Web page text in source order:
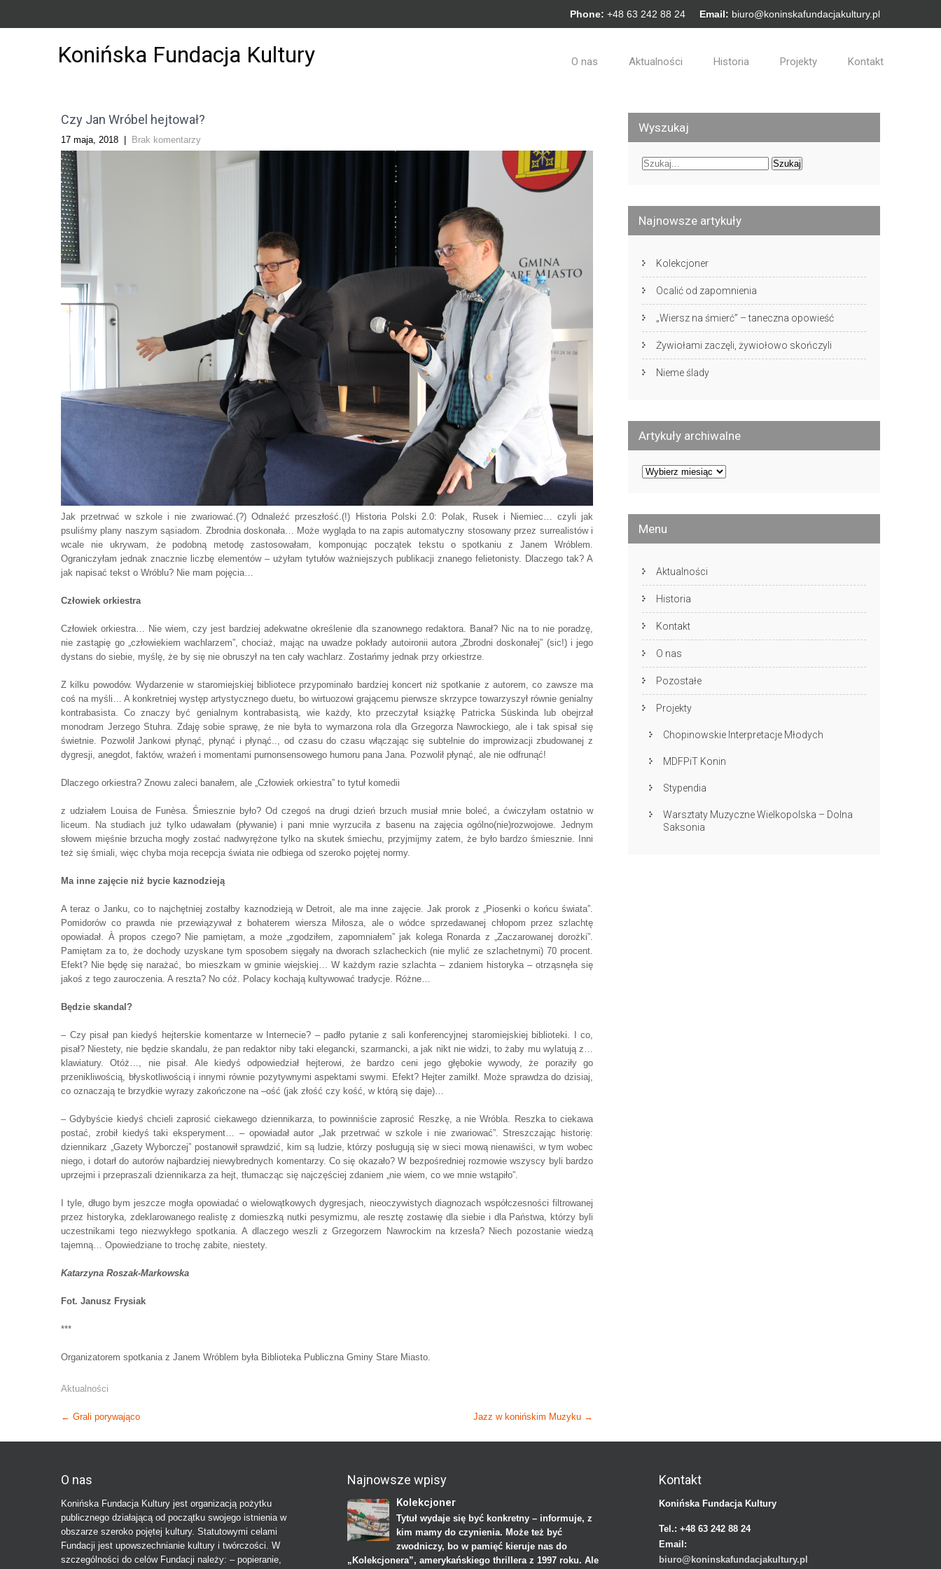
Phone: +48 63 242 88 24 Email: biuro@koninskafundacjakultury.pl
Konińska Fundacja Kultury O nas Aktualności Historia Projekty Kontakt
Czy Jan Wróbel hejtował?
17 maja, 2018 Brak komentarzy
Jak przetrwać w szkole i nie zwariować.(?) Odnaleźć przeszłość.(!) Historia Polski 2.0: Polak, Rusek i Niemiec… czyli jak
psuliśmy plany naszym sąsiadom. Zbrodnia doskonała… Może wygląda to na zapis automatyczny stosowany przez surrealistów i
wcale nie ukrywam, że podobną metodę zastosowałam, komponując początek tekstu o spotkaniu z Janem Wróblem.
Ograniczyłam jednak znacznie liczbę elementów – użyłam tytułów ważniejszych publikacji znanego felietonisty. Dlaczego tak? A
jak napisać tekst o Wróblu? Nie mam pojęcia…
Człowiek orkiestra
Człowiek orkiestra… Nie wiem, czy jest bardziej adekwatne określenie dla szanownego redaktora. Banał? Nic na to nie poradzę,
nie zastąpię go „człowiekiem wachlarzem”, chociaż, mając na uwadze pokłady autoironii autora „Zbrodni doskonałej” (sic!) i jego
dystans do siebie, myślę, że by się nie obruszył na ten cały wachlarz. Zostańmy jednak przy orkiestrze.
Z kilku powodów. Wydarzenie w staromiejskiej bibliotece przypominało bardziej koncert niż spotkanie z autorem, co zawsze ma
coś na myśli… A konkretniej występ artystycznego duetu, bo wirtuozowi grającemu pierwsze skrzypce towarzyszył równie genialny
kontrabasista. Co znaczy być genialnym kontrabasistą, wie każdy, kto przeczytał książkę Patricka Süskinda lub obejrzał
monodram Jerzego Stuhra. Zdaję sobie sprawę, że nie była to wymarzona rola dla Grzegorza Nawrockiego, ale i tak spisał się
świetnie. Pozwolił Jankowi płynąć, płynąć i płynąć.., od czasu do czasu włączając się subtelnie do improwizacji zbudowanej z
dygresji, anegdot, faktów, wrażeń i momentami purnonsensowego humoru pana Jana. Pozwolił płynąć, ale nie odfrunąć!
Dlaczego orkiestra? Znowu zaleci banałem, ale „Człowiek orkiestra” to tytuł komedii
z udziałem Louisa de Funèsa. Śmiesznie było? Od czegoś na drugi dzień brzuch musiał mnie boleć, a ćwiczyłam ostatnio w
liceum. Na studiach już tylko udawałam (pływanie) i pani mnie wyrzuciła z basenu na zajęcia ogólno(nie)rozwojowe. Jednym
słowem mięśnie brzucha mogły zostać nadwyrężone tylko na skutek śmiechu, przyjmijmy zatem, że było bardzo śmiesznie. Inni
też się śmiali, więc chyba moja recepcja świata nie odbiega od szeroko pojętej normy.
Ma inne zajęcie niż bycie kaznodzieją
A teraz o Janku, co to najchętniej zostałby kaznodzieją w Detroit, ale ma inne zajęcie. Jak prorok z „Piosenki o końcu świata”.
Pomidorów co prawda nie przewiązywał z bohaterem wiersza Miłosza, ale o wódce sprzedawanej chłopom przez szlachtę
opowiadał. À propos czego? Nie pamiętam, a może „zgodziłem, zapomniałem” jak kolega Ronarda z „Zaczarowanej dorożki”.
Pamiętam za to, że dochody uzyskane tym sposobem sięgały na dworach szlacheckich (nie mylić ze szlachetnymi) 70 procent.
Efekt? Nie będę się narażać, bo mieszkam w gminie wiejskiej… W każdym razie szlachta – zdaniem historyka – otrząsnęła się
jakoś z tego zauroczenia. A reszta? No cóż. Polacy kochają kultywować tradycje. Różne…
Będzie skandal?
– Czy pisał pan kiedyś hejterskie komentarze w Internecie? – padło pytanie z sali konferencyjnej staromiejskiej biblioteki. I co,
pisał? Niestety, nie będzie skandalu, że pan redaktor niby taki elegancki, szarmancki, a jak nikt nie widzi, to żaby mu wylatują z…
klawiatury. Otóż…, nie pisał. Ale kiedyś odpowiedział hejterowi, że bardzo ceni jego głębokie wywody, że poraziły go
przenikliwością, błyskotliwością i innymi równie pozytywnymi aspektami swymi. Efekt? Hejter zamilkł. Może sprawdza do dzisiaj,
co oznaczają te brzydkie wyrazy zakończone na –ość (jak złość czy kość, w którą się daje)…
– Gdybyście kiedyś chcieli zaprosić ciekawego dziennikarza, to powinniście zaprosić Reszkę, a nie Wróbla. Reszka to ciekawa
postać, zrobił kiedyś taki eksperyment… – opowiadał autor „Jak przetrwać w szkole i nie zwariować”. Streszczając historię:
dziennikarz „Gazety Wyborczej” postanowił sprawdzić, kim są ludzie, którzy posługują się w sieci mową nienawiści, w tym wobec
niego, i dotarł do autorów najbardziej niewybrednych komentarzy. Co się okazało? W bezpośredniej rozmowie wszyscy byli bardzo
uprzejmi i przepraszali dziennikarza za hejt, tłumacząc się najczęściej zdaniem „nie wiem, co we mnie wstąpiło”.
I tyle, długo bym jeszcze mogła opowiadać o wielowątkowych dygresjach, nieoczywistych diagnozach współczesności filtrowanej
przez historyka, zdeklarowanego realistę z domieszką nutki pesymizmu, ale resztę zostawię dla siebie i dla Państwa, którzy byli
uczestnikami tego niezwykłego spotkania. A dlaczego weszli z Grzegorzem Nawrockim na krzesła? Niech pozostanie wiedzą
tajemną… Opowiedziane to trochę zabite, niestety.
Katarzyna Roszak-Markowska
Fot. Janusz Frysiak
***
Organizatorem spotkania z Janem Wróblem była Biblioteka Publiczna Gminy Stare Miasto.
Aktualności
Post
← Grali porywająco Jazz w konińskim Muzyku →
Wyszukaj
Najnowsze artykuły
Kolekcjoner
Ocalić od zapomnienia
„Wiersz na śmierć” – taneczna opowieść
Żywiołami zaczęli, żywiołowo skończyli
Nieme ślady
Artykuły archiwalne
Artykuły
Menu
Aktualności
Historia
Kontakt
O nas
Pozostałe
Projekty
Chopinowskie Interpretacje Młodych
MDFPiT Konin
Stypendia
Warsztaty Muzyczne Wielkopolska – Dolna
Saksonia
O nas
Konińska Fundacja Kultury jest organizacją pożytku
publicznego działającą od początku swojego istnienia w
obszarze szeroko pojętej kultury. Statutowymi celami
Fundacji jest upowszechnianie kultury i twórczości. W
szczególności do celów Fundacji należy: – popieranie,
Najnowsze wpisy
Kolekcjoner
Tytuł wydaje się być konkretny – informuje, z
kim mamy do czynienia. Może też być
zwodniczy, bo w pamięć kieruje nas do
„Kolekcjonera”, amerykańskiego thrillera z 1997 roku. Ale
Kontakt
Konińska Fundacja Kultury
Tel.: +48 63 242 88 24
Email:
biuro@koninskafundacjakultury.pl